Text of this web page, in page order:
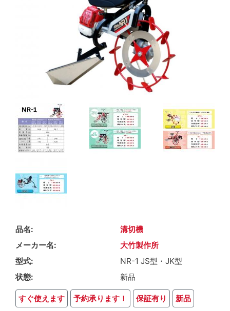
品名
溝切機
メーカー名
大竹製作所
型式
NR-1 JS型・JK型
状態
新品
すぐ使えます 予約承ります！ 保証有り 新品